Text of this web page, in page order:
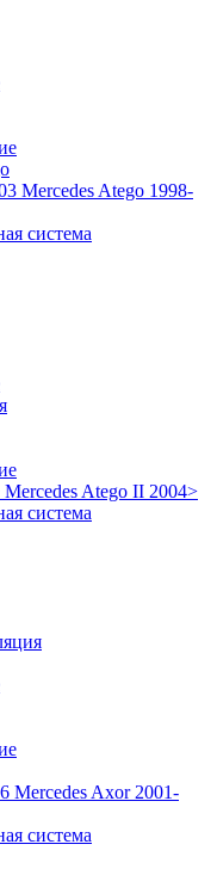
Mercedes Atego 1998-
система
Mercedes Atego II 2004>
система
Mercedes Axor 2001-
система